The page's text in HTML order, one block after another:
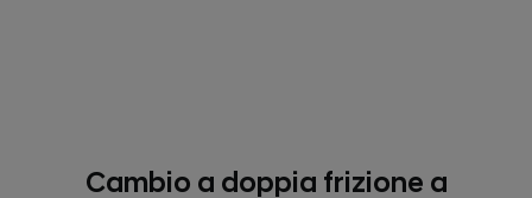
Cambio a doppia frizione a